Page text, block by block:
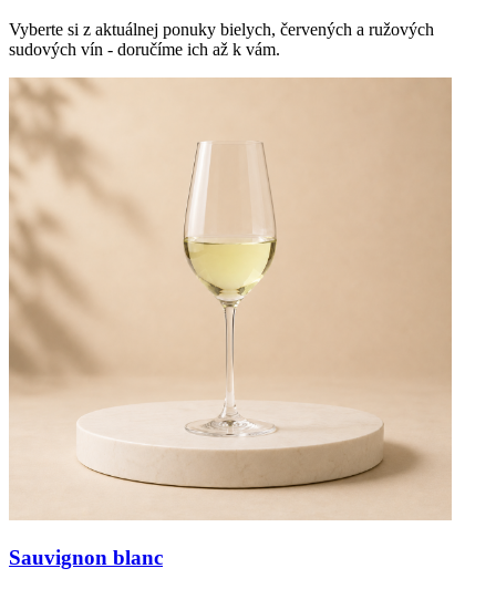
Vyberte si z aktuálnej ponuky bielych, červených a ružových
sudových vín - doručíme ich až k vám.
Sauvignon blanc